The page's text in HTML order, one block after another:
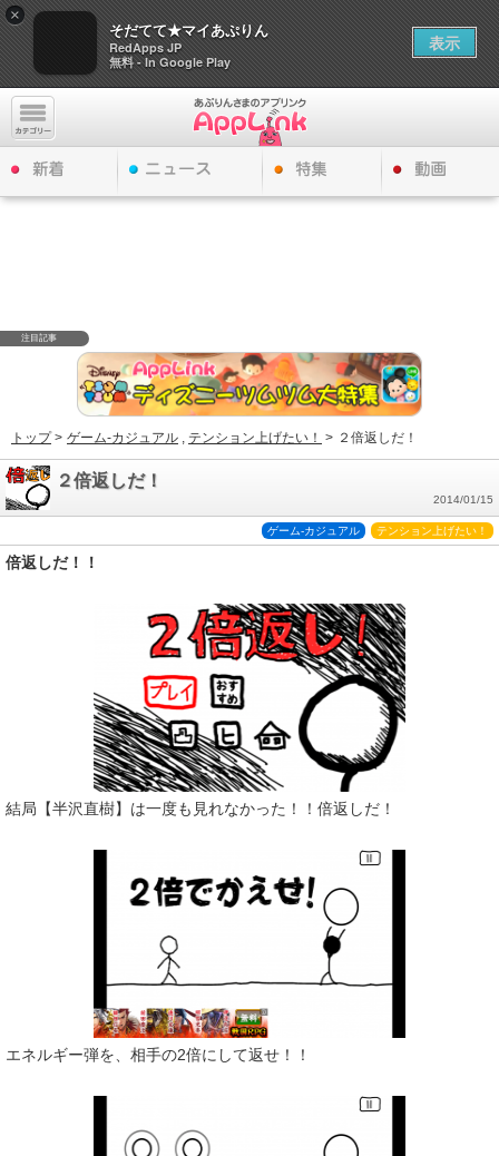
×
そだてて★マイあぷりん
RedApps JP
無料 - In Google Play
表示
注目記事
トップ> ゲーム-カジュアル , テンション上げたい！ > ２倍返しだ！
２倍返しだ！
2014/01/15
テンション上げたい！
ゲーム-カジュアル
倍返しだ！！
結局【半沢直樹】は一度も見れなかった！！倍返しだ！
エネルギー弾を、相手の2倍にして返せ！！